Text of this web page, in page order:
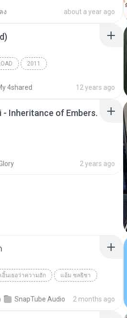
ง about a year ago
2011
4shared 12 years ago
- Inheritance of Embers.
2 years ago
เอิ้นเธอว่าความฮัก แอ้ม ชลธิชา
SnapTube Audio 2 months ago